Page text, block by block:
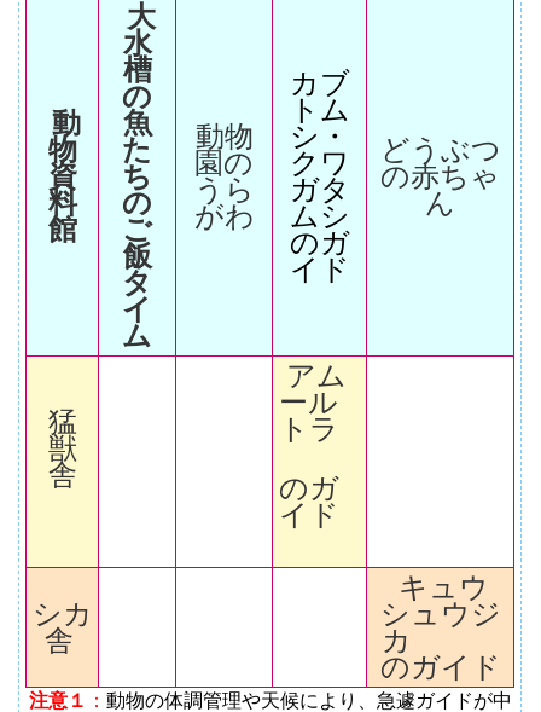
動
物
資
料
館
大
水
槽
の
魚
た
ち
の
ご
飯
タ
イ
ム
動物
園の
うら
がわ
カブ
トム
シ・
クワ
ガタ
ムシ
のガ
イド
どうぶつ
の赤ちゃ
ん
猛
獣
舎
アム
ール
トラ
のガ
イド
シカ
舎
キュウ
シュウジ
カ
のガイド
注意１ ： 動物の体調管理や天候により、急遽ガイドが中